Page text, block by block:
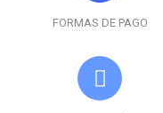
FORMAS DE PAGO